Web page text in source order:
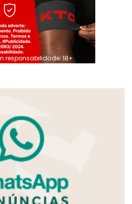
responsabilidade. 18+